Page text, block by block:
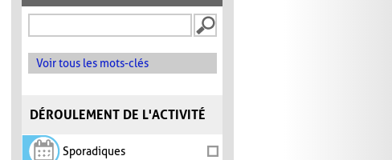
Voir tous les mots-clés
DÉROULEMENT DE L'ACTIVITÉ
Sporadiques